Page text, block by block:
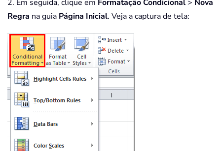
2. Em seguida, clique em Formatação Condicional > Nova
Regra na guia Página Inicial. Veja a captura de tela: